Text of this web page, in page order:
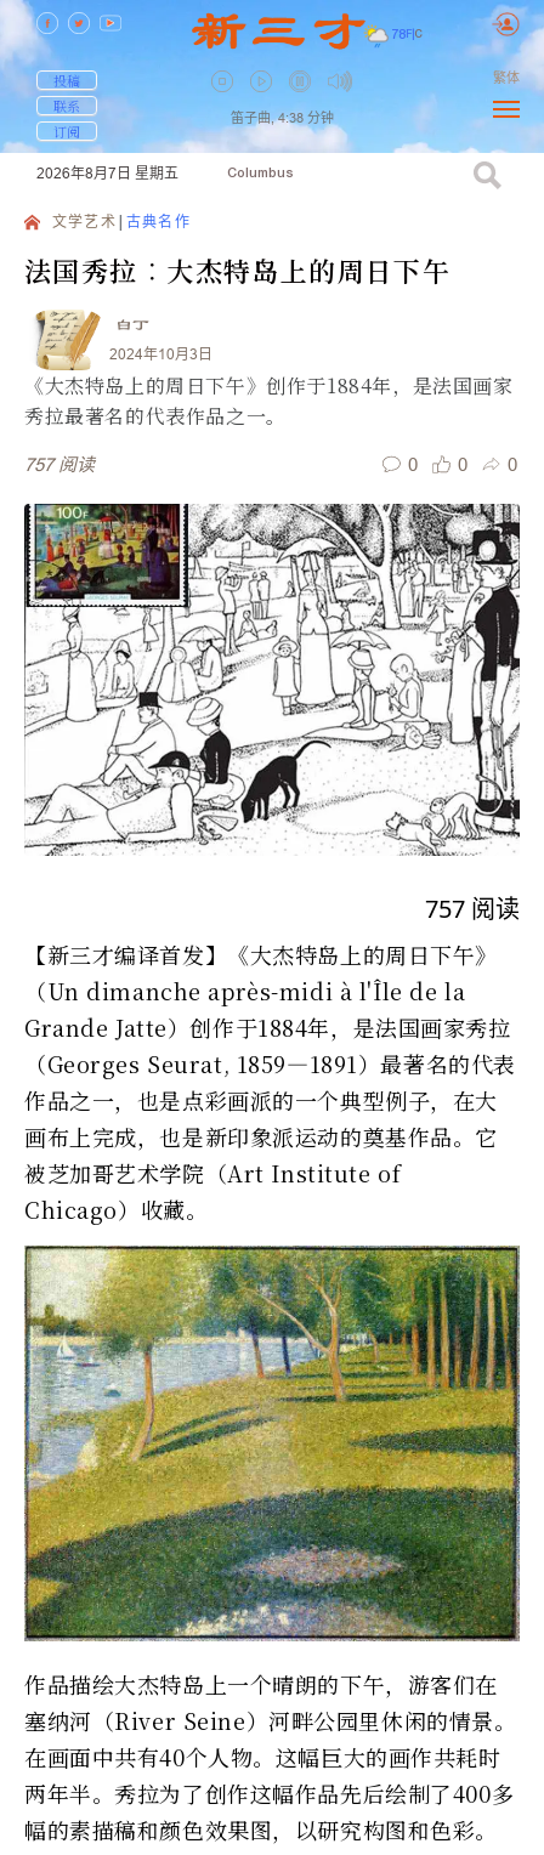
78F| C
投稿
联系
订阅
笛子曲, 4:38 分钟
繁体
2026年8月7日 星期五 Columbus
文学艺术 古典名作
法国秀拉︰大杰特岛上的周日下午
白丁
2024年10月3日
《大杰特岛上的周日下午》创作于1884年，是法国画家
秀拉最著名的代表作品之一。
757 阅读 0 0 0
757 阅读
【新三才编译首发】《大杰特岛上的周日下午》
（Un dimanche après-midi à l'Île de la
Grande Jatte）创作于1884年，是法国画家秀拉
（Georges Seurat, 1859—1891）最著名的代表
作品之一，也是点彩画派的一个典型例子，在大
画布上完成，也是新印象派运动的奠基作品。它
被芝加哥艺术学院（Art Institute of
Chicago）收藏。
作品描绘大杰特岛上一个晴朗的下午，游客们在
塞纳河（River Seine）河畔公园里休闲的情景。
在画面中共有40个人物。这幅巨大的画作共耗时
两年半。秀拉为了创作这幅作品先后绘制了400多
幅的素描稿和颜色效果图，以研究构图和色彩。